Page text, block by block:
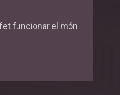
funcionar el món